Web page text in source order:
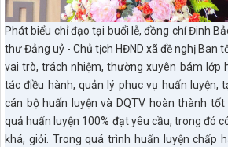
Phát biểu chỉ đạo tại buổi lễ, đồng chí Đinh
thư Đảng uỷ - Chủ tịch HĐND xã đề nghị Ban
vai trò, trách nhiệm, thường xuyên bám lớp
tác điều hành, quản lý phục vụ huấn luyện,
cán bộ huấn luyện và DQTV hoàn thành
quả huấn luyện 100% đạt yêu cầu, trong đó
khá, giỏi. Trong quá trình huấn luyện chấp